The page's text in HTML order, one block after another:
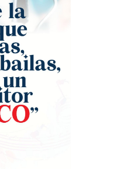
de sus seguidores
que vive la fiebre
Fútbol, apartó su
disfrutar de los grandes
Tras este rotundo
mexicano, la gira ‘La
a Colombia
huella en los
importantes del país:
en el Movistar
con los
trajes de astronauta —
los vocalistas y blanco
Irra—, Jorge Celedón,
y Samir Vence
al público hace 26 años.
al unísono himnos
‘Olvídala’, ‘Un osito
te olvido’, piezas